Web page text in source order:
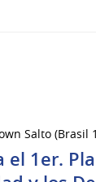
Salto (Brasil
el 1er.